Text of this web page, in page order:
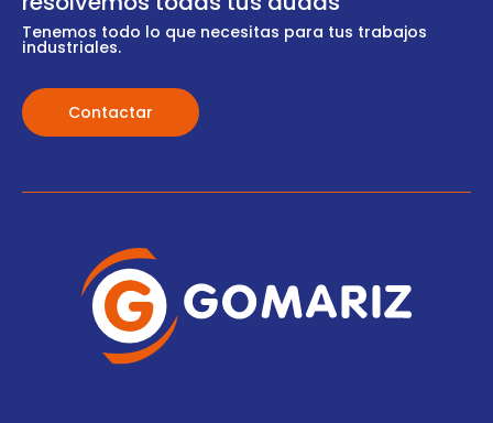
Tenemos todo lo que necesitas para tus trabajos
industriales.
Contactar